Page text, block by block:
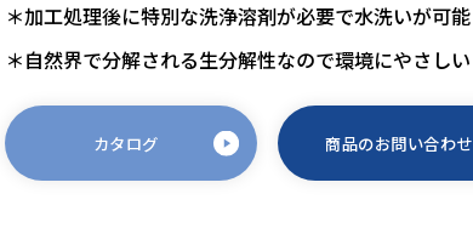
＊加工処理後に特別な洗浄溶剤が必要で水洗いが可能
＊自然界で分解される生分解性なので環境にやさしい
カタログ 商品のお問い合わせ